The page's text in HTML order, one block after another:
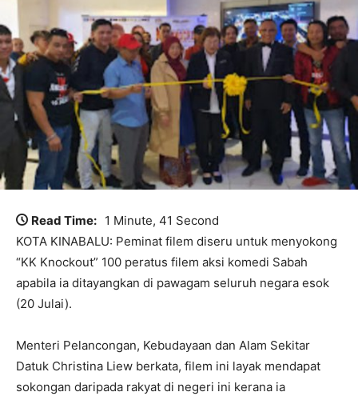
Read Time: 1 Minute, 41 Second
KOTA KINABALU: Peminat filem diseru untuk menyokong
“KK Knockout” 100 peratus filem aksi komedi Sabah
apabila ia ditayangkan di pawagam seluruh negara esok
(20 Julai).
Menteri Pelancongan, Kebudayaan dan Alam Sekitar
Datuk Christina Liew berkata, filem ini layak mendapat
sokongan daripada rakyat di negeri ini kerana ia